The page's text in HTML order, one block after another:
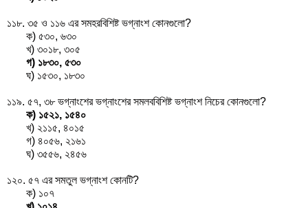
১১৮. ৩৫ ও ১১৬ এর সমহরবিশিষ্ট ভগ্নাংশ কোনগুলো?
ক) ৫৩০, ৬৩০
খ) ৩০১৮, ৩০৫
গ) ১৮৩০, ৫৩০
ঘ) ১৫৩০, ১৮৩০
১১৯. ৫৭, ৩৮ভগ্নাংশের ভগ্নাংশের সমলববিশিষ্ট ভগ্নাংশ নিচের কোনগুলো?
ক) ১৫২১, ১৫৪০
খ) ২১১৫, ৪০১৫
গ) ৪০৫৬, ২১৬১
ঘ) ৩৫৫৬, ২৪৫৬
১২০. ৫৭ এর সমতুল ভগ্নাংশ কোনটি?
ক) ১০৭